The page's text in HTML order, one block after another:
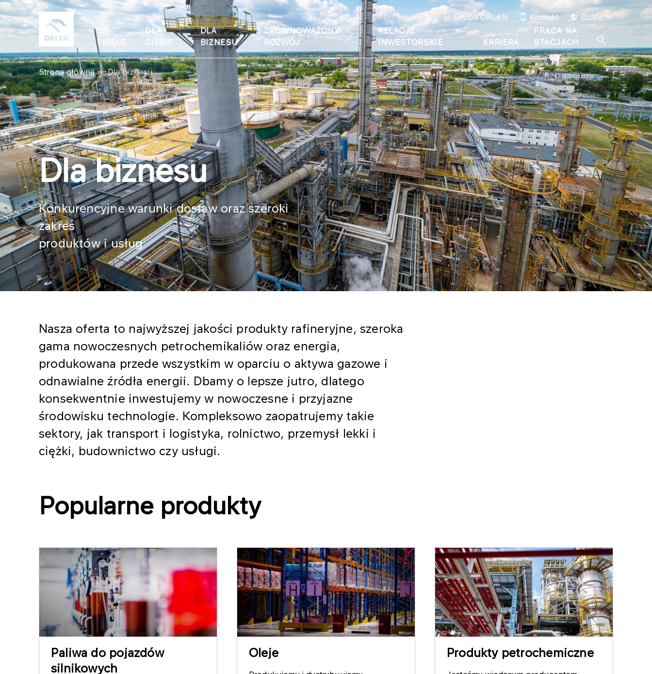
O
FIRMIE
DLA
CIEBIE
DLA
BIZNESU
ZRÓWNOWAŻONY
ROZWÓJ
RELACJE
INWESTORSKIE
KARIERA
PRACA NA
STACJACH
Grupa ORLEN Kontakt Polski
Strona główna Dla biznesu
Dla biznesu
Konkurencyjne warunki dostaw oraz szeroki
zakres
produktów i usług
Nasza oferta to najwyższej jakości produkty rafineryjne, szeroka
gama nowoczesnych petrochemikaliów oraz energia,
produkowana przede wszystkim w oparciu o aktywa gazowe i
odnawialne źródła energii. Dbamy o lepsze jutro, dlatego
konsekwentnie inwestujemy w nowoczesne i przyjazne
środowisku technologie. Kompleksowo zaopatrujemy takie
sektory, jak transport i logistyka, rolnictwo, przemysł lekki i
ciężki, budownictwo czy usługi.
Popularne produkty
Paliwa do pojazdów
silnikowych
Oleje Produkty petrochemiczne